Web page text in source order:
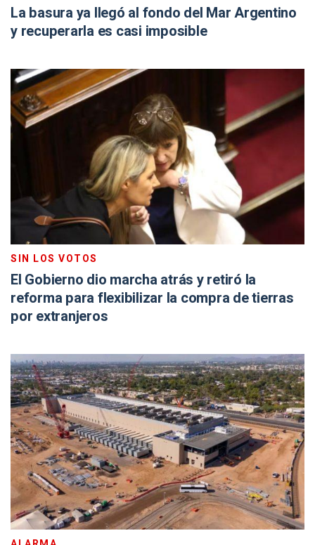
La basura ya llegó al fondo del Mar Argentino
y recuperarla es casi imposible
SIN LOS VOTOS
El Gobierno dio marcha atrás y retiró la
reforma para flexibilizar la compra de tierras
por extranjeros